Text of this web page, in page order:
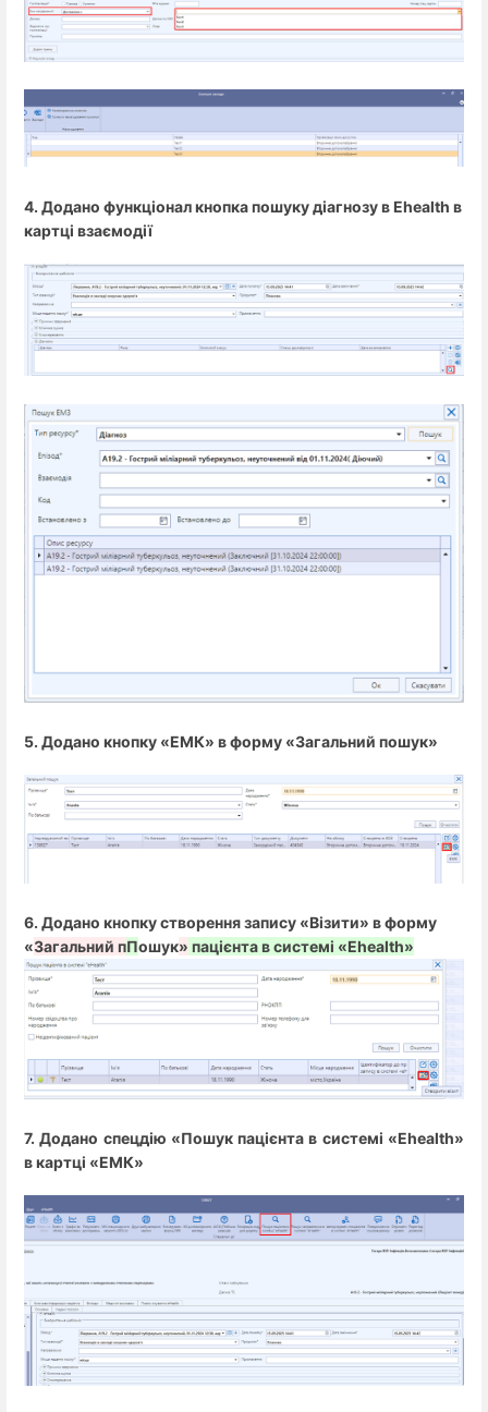
4. Додано функціонал кнопка пошуку діагнозу в Ehealth в
картці взаємодії
5. Додано кнопку «ЕМК» в форму «Загальний пошук»
6. Додано кнопку створення запису «Візити» в форму
«Загальний пПошук» пацієнта в системі «Ehealth»
7. Додано спецдію «Пошук пацієнта в системі «Ehealth»
в картці «ЕМК»